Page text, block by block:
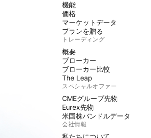
機能
価格
マーケットデータ
プランを贈る
トレーディング
概要
ブローカー
ブローカー比較
The Leap
スペシャルオファー
CMEグループ先物
Eurex先物
米国株バンドルデータ
会社情報
私たちについて